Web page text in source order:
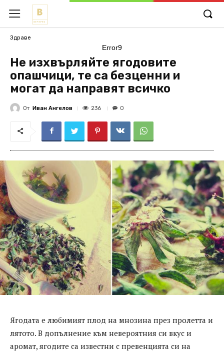
Здраве
Error9
Не изхвърляйте ягодовите
опашчици, те са безценни и
могат да направят всичко
От Иван Ангелов 236 0
Ягодата е любимият плод на мнозина през пролетта и
лятото. В допълнение към невероятния си вкус и
аромат, ягодите са известни с превенцията си на